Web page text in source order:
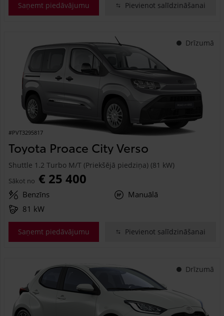
Saņemt piedāvājumu Pievienot salīdzināšanai
Drīzumā
#PVT3295817
Toyota Proace City Verso
Shuttle 1.2 Turbo M/T (Priekšējā piedziņa) (81 kW)
Sākot no € 25 400
Benzīns
Manuālā
81 kW
Saņemt piedāvājumu Pievienot salīdzināšanai
Drīzumā